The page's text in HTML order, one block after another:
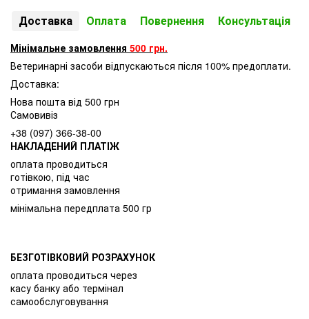
Доставка Оплата Повернення Консультація
Мінімальне замовлення 500 грн.
Ветеринарні засоби відпускаються після 100% предоплати.
Доставка:
Нова пошта від 500 грн
Самовивіз
+38 (097) 366-38-00
НАКЛАДЕНИЙ ПЛАТІЖ
оплата проводиться
готівкою, під час
отримання замовлення
мінімальна передплата 500 гр
БЕЗГОТІВКОВИЙ РОЗРАХУНОК
оплата проводиться через
касу банку або термінал
самообслуговування